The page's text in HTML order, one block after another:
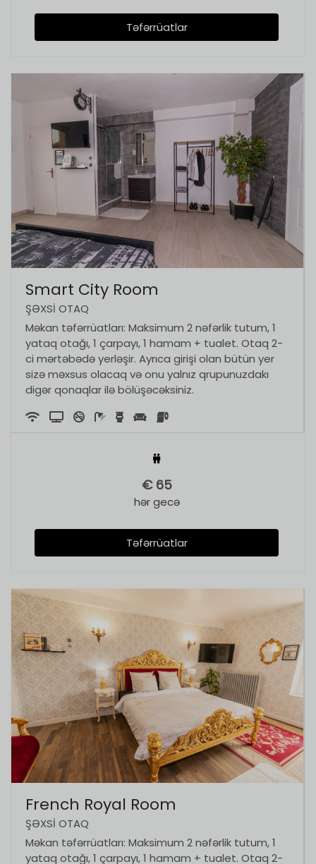
Təfərrüatlar
Smart City Room
ŞƏXSI OTAQ
Məkan təfərrüatları: Maksimum 2 nəfərlik tutum, 1
yataq otağı, 1 çarpayı, 1 hamam + tualet. Otaq 2-
ci mərtəbədə yerləşir. Ayrıca girişi olan bütün yer
sizə məxsus olacaq və onu yalnız qrupunuzdakı
digər qonaqlar ilə bölüşəcəksiniz.
€ 65
hər gecə
Təfərrüatlar
French Royal Room
ŞƏXSI OTAQ
Məkan təfərrüatları: Maksimum 2 nəfərlik tutum, 1
yataq otağı, 1 çarpayı, 1 hamam + tualet. Otaq 2-